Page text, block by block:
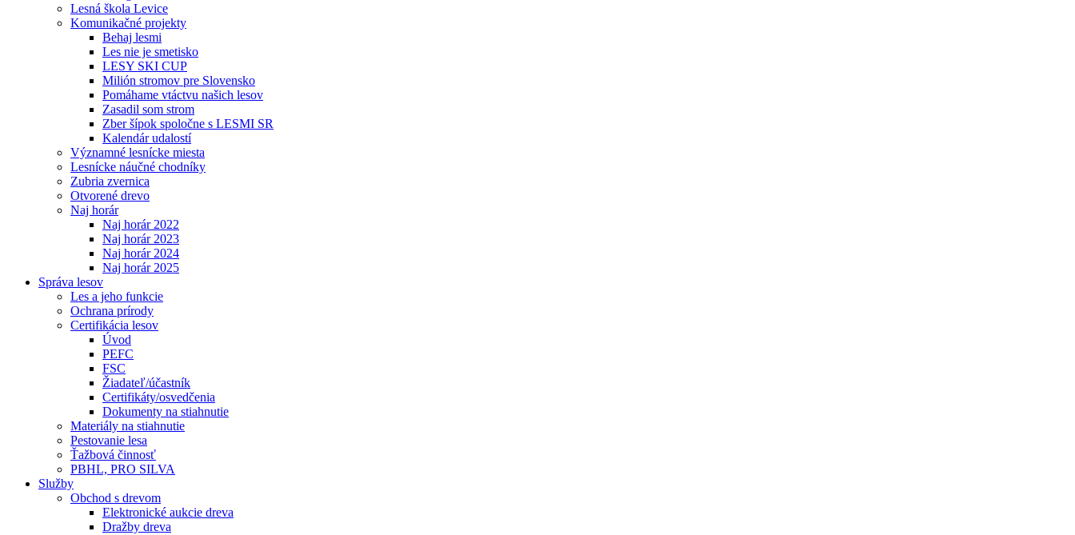
Lesná škola Levice
Komunikačné projekty
Behaj lesmi
Les nie je smetisko
LESY SKI CUP
Milión stromov pre Slovensko
Pomáhame vtáctvu našich lesov
Zasadil som strom
Zber šípok spoločne s LESMI SR
Kalendár udalostí
Významné lesnícke miesta
Lesnícke náučné chodníky
Zubria zvernica
Otvorené drevo
Naj horár
Naj horár 2022
Naj horár 2023
Naj horár 2024
Naj horár 2025
Správa lesov
Les a jeho funkcie
Ochrana prírody
Certifikácia lesov
Úvod
PEFC
FSC
Žiadateľ/účastník
Certifikáty/osvedčenia
Dokumenty na stiahnutie
Materiály na stiahnutie
Pestovanie lesa
Ťažbová činnosť
PBHL, PRO SILVA
Služby
Obchod s drevom
Elektronické aukcie dreva
Dražby dreva